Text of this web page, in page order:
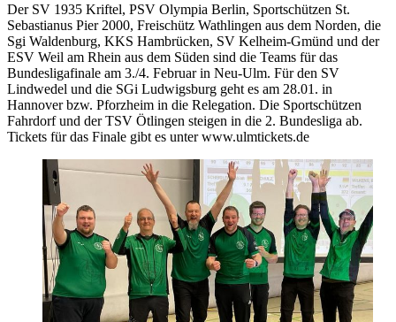
Der SV 1935 Kriftel, PSV Olympia Berlin, Sportschützen St.
Sebastianus Pier 2000, Freischütz Wathlingen aus dem Norden, die
Sgi Waldenburg, KKS Hambrücken, SV Kelheim-Gmünd und der
ESV Weil am Rhein aus dem Süden sind die Teams für das
Bundesligafinale am 3./4. Februar in Neu-Ulm. Für den SV
Lindwedel und die SGi Ludwigsburg geht es am 28.01. in
Hannover bzw. Pforzheim in die Relegation. Die Sportschützen
Fahrdorf und der TSV Ötlingen steigen in die 2. Bundesliga ab.
Tickets für das Finale gibt es unter www.ulmtickets.de